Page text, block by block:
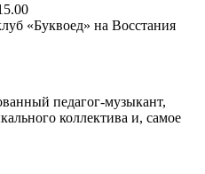
«Буквоед» на Восстания
педагог-музыкант,
коллектива­ и, самое